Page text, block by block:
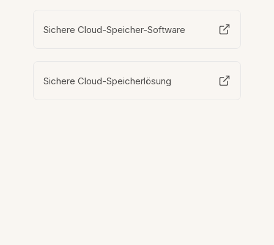
Sichere Cloud-Speicher-Software
Sichere Cloud-Speicherlösung